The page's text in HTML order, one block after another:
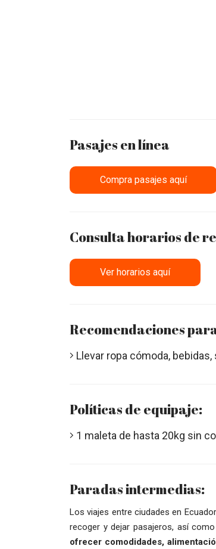
Pasajes en línea
Compra pasajes aquí
Consulta horarios de
Ver horarios aquí
Recomendaciones
Llevar ropa cómoda,
Políticas de equipaje:
1 maleta de hasta 20kg sin
Paradas intermedias:
Los viajes entre ciudades en Ecuador
recoger y dejar pasajeros, así
ofrecer comodidades,